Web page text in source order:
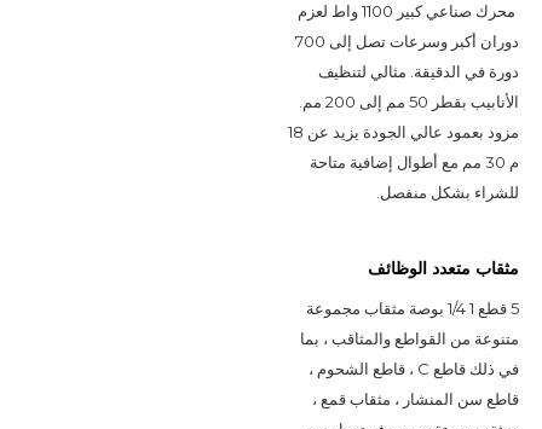
للشراء بشكل منفصل.
مثقاب متعدد الوظائف